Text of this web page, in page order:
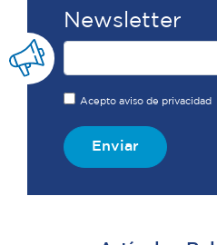
Newsletter
Acepto aviso de privacidad
Enviar